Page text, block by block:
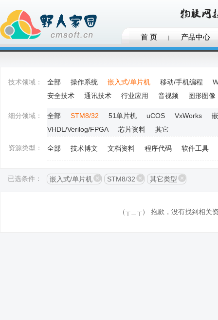
首 页 产品中心
技术领域： 全部 操作系统 嵌入式/单片机 移动/手机编程
安全技术
通讯技术 行业应用 音视频 图形图像
细分领域： 全部 STM8/32 51单片机 uCOS VxWorks
VHDL/Verilog/FPGA
芯片资料 其它
资源类型： 全部 技术博文 文档资料 程序代码 软件工具
已选条件： 嵌入式/单片机 STM8/32 其它类型
（┬＿┬） 抱歉，没有找到相关